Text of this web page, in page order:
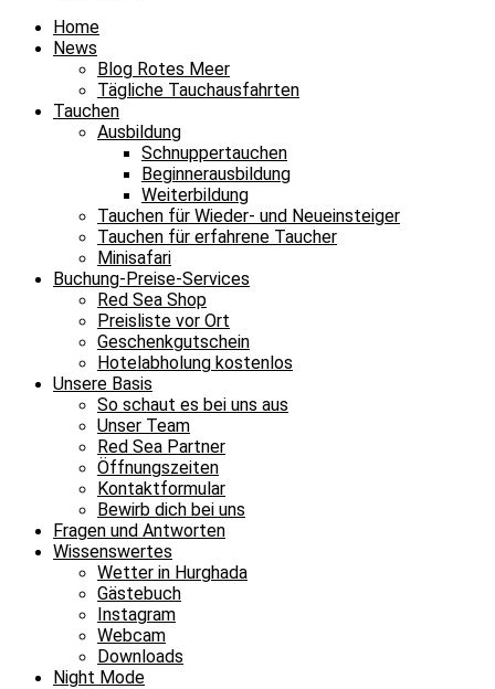
Home
News
Blog Rotes Meer
Tägliche Tauchausfahrten
Tauchen
Ausbildung
Schnuppertauchen
Beginnerausbildung
Weiterbildung
Tauchen für Wieder- und Neueinsteiger
Tauchen für erfahrene Taucher
Minisafari
Buchung-Preise-Services
Red Sea Shop
Preisliste vor Ort
Geschenkgutschein
Hotelabholung kostenlos
Unsere Basis
So schaut es bei uns aus
Unser Team
Red Sea Partner
Öffnungszeiten
Kontaktformular
Bewirb dich bei uns
Fragen und Antworten
Wissenswertes
Wetter in Hurghada
Gästebuch
Instagram
Webcam
Downloads
Night Mode